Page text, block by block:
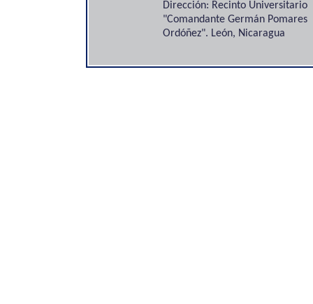
Dirección: Recinto Universitario
"Comandante Germán Pomares
Ordóñez". León, Nicaragua